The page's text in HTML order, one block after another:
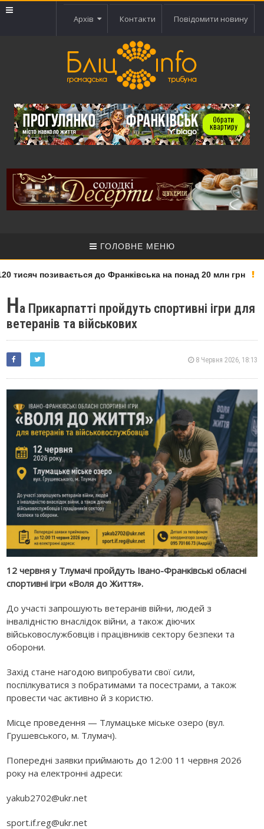
Архів Контакти Повідомити новину
ГОЛОВНЕ МЕНЮ
позивається до Франківська на понад 20 млн грн
На Прикарпатті пройдуть спортивні ігри для
ветеранів та військових
8 Червня 2026, 18:13
12 червня у Тлумачі пройдуть Івано-Франківські обласні
спортивні ігри «Воля до Життя».
До участі запрошують ветеранів війни, людей з
інвалідністю внаслідок війни, а також діючих
військовослужбовців і працівників сектору безпеки та
оборони.
Захід стане нагодою випробувати свої сили,
поспілкуватися з побратимами та посестрами, а також
провести час активно й з користю.
Місце проведення — Тлумацьке міське озеро (вул.
Грушевського, м. Тлумач).
Попередні заявки приймають до 12:00 11 червня 2026
року на електронні адреси:
yakub2702@ukr.net
sport.if.reg@ukr.net